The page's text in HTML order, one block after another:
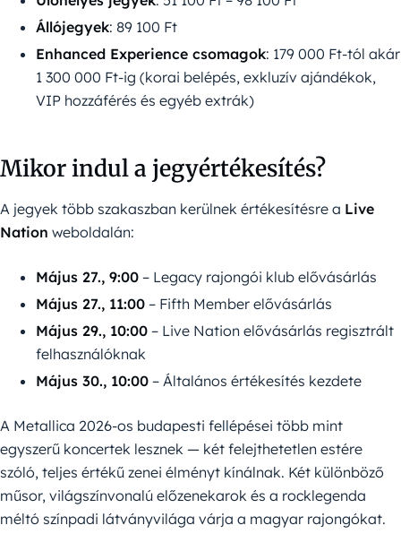
Állójegyek: 89 100 Ft
Enhanced Experience csomagok: 179 000 Ft-tól akár
1 300 000 Ft-ig (korai belépés, exkluzív ajándékok,
VIP hozzáférés és egyéb extrák)
Mikor indul a jegyértékesítés?
A jegyek több szakaszban kerülnek értékesítésre a Live
Nation weboldalán:
Május 27., 9:00 – Legacy rajongói klub elővásárlás
Május 27., 11:00 – Fifth Member elővásárlás
Május 29., 10:00 – Live Nation elővásárlás regisztrált
felhasználóknak
Május 30., 10:00 – Általános értékesítés kezdete
A Metallica 2026-os budapesti fellépései több mint
egyszerű koncertek lesznek — két felejthetetlen estére
szóló, teljes értékű zenei élményt kínálnak. Két különböző
műsor, világszínvonalú előzenekarok és a rocklegenda
méltó színpadi látványvilága várja a magyar rajongókat.